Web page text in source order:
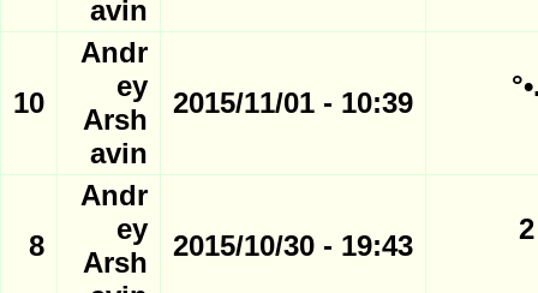
avin
10:39 - 2015/11/01
Andr
ey
Arsh
avin
10
°¨¨™¤¦ نتائج دوري التوقعات الروسي ¦¤™¨¨° الجــــــ 2
19:43 - 2015/10/30
Andr
ey
Arsh
8